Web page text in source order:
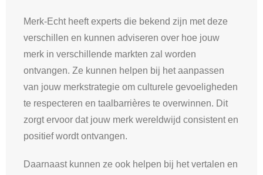
Merk-Echt heeft experts die bekend zijn met deze
verschillen en kunnen adviseren over hoe jouw
merk in verschillende markten zal worden
ontvangen. Ze kunnen helpen bij het aanpassen
van jouw merkstrategie om culturele gevoeligheden
te respecteren en taalbarrières te overwinnen. Dit
zorgt ervoor dat jouw merk wereldwijd consistent en
positief wordt ontvangen.
Daarnaast kunnen ze ook helpen bij het vertalen en